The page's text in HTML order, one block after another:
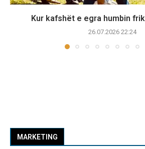
Kur kafshët e egra humbin
26.07.2026 22:24
MARKETING